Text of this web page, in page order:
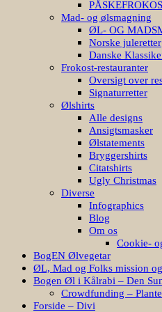
Mad- og ølsmagning
ØL- OG
Norske juleretter
Danske
Frokost-restauranter
Oversigt over
Signaturretter
Ølshirts
Alle designs
Ansigtsmasker
Ølstatements
Bryggershirts
Citatshirts
Ugly Christmas
Diverse
Infographics
Blog
Om os
Cookie-
BogEN Ølvegetar
ØL, Mad og Folks mission
Bogen Øl i Kålrabi – Den
Crowdfunding –
Forside – Divi